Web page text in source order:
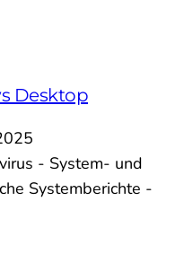
Desktop
- System- und
Systemberichte -